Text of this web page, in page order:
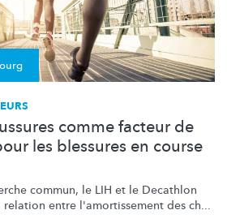
comme facteur de
les blessures en course
commun, le LIH et le Decathlon
relation entre l'amortissement des ch...